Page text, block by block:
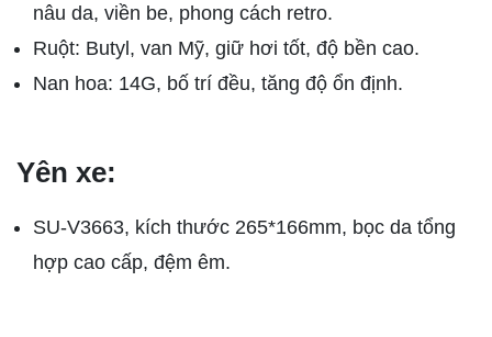
nâu da, viền be, phong cách retro.
Ruột: Butyl, van Mỹ, giữ hơi tốt, độ bền cao.
Nan hoa: 14G, bố trí đều, tăng độ ổn định.
Yên xe:
SU-V3663, kích thước 265*166mm, bọc da tổng
hợp cao cấp, đệm êm.